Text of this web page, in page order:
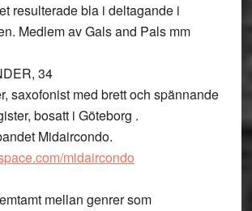
resulterade bla i deltagande i
Medlem av Gals and Pals mm
34
saxofonist med brett och spännande
bosatt i Göteborg .
Midaircondo.
midaircondo
mellan genrer som